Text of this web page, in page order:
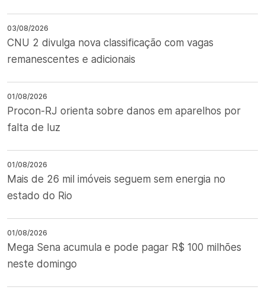
03/08/2026
CNU 2 divulga nova classificação com vagas
remanescentes e adicionais
01/08/2026
Procon-RJ orienta sobre danos em aparelhos por
falta de luz
01/08/2026
Mais de 26 mil imóveis seguem sem energia no
estado do Rio
01/08/2026
Mega Sena acumula e pode pagar R$ 100 milhões
neste domingo